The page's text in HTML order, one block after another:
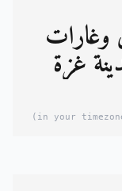
وغارات
غزة